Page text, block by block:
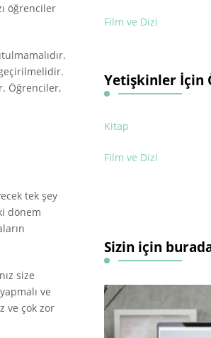
öğrenciler
Öğrenciler,
tek şey
dönem
size
ve
ve çok zor
Film ve Dizi
Yetişkinler İçin
Kitap
Film ve Dizi
Sizin için